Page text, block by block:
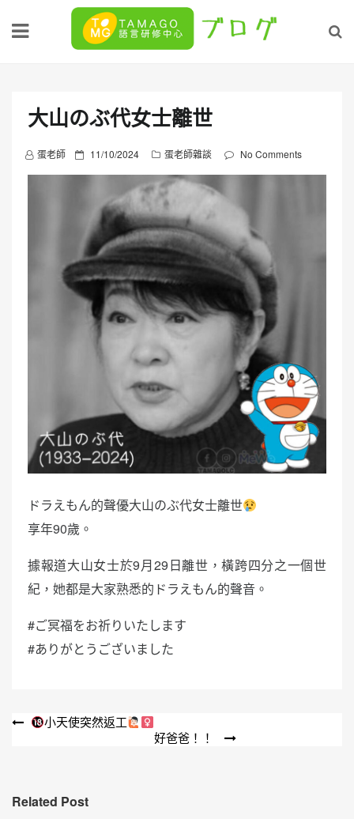
大山のぶ代女士離世
蛋老師
P
o
d
n
11/10/2024 蛋老師雜談 No Comments
ドラえもん的聲優大山のぶ代女士離世
享年90歲。
據報道大山女士於9月29日離世，橫跨四分之一個世
紀，她都是大家熟悉的ドラえもん的聲音。
#ご冥福をお祈りいたします
#ありがとうございました
文
覽
小天使突然返工
好爸爸！！
Related Post